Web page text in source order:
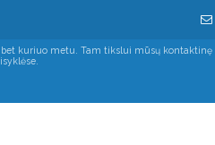
kuriuo metu. Tam tikslui mūsų kontaktinę